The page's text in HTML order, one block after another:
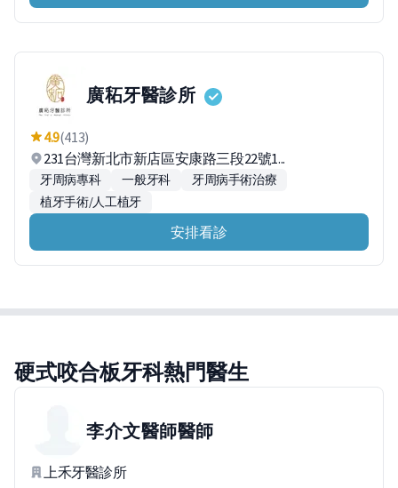
廣䄷牙醫診所
4.9(413)
231台灣新北市新店區安康路三段22號1...
牙周病專科 一般牙科
牙周病手術治療
植牙手術/人工植牙
安排看診
硬式咬合板牙科熱門醫生
李介文醫師醫師
上禾牙醫診所